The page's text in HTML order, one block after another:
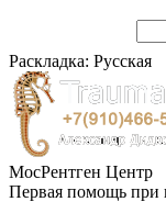
Раскладка: Русская
МосРентген Центр
Первая помощь при